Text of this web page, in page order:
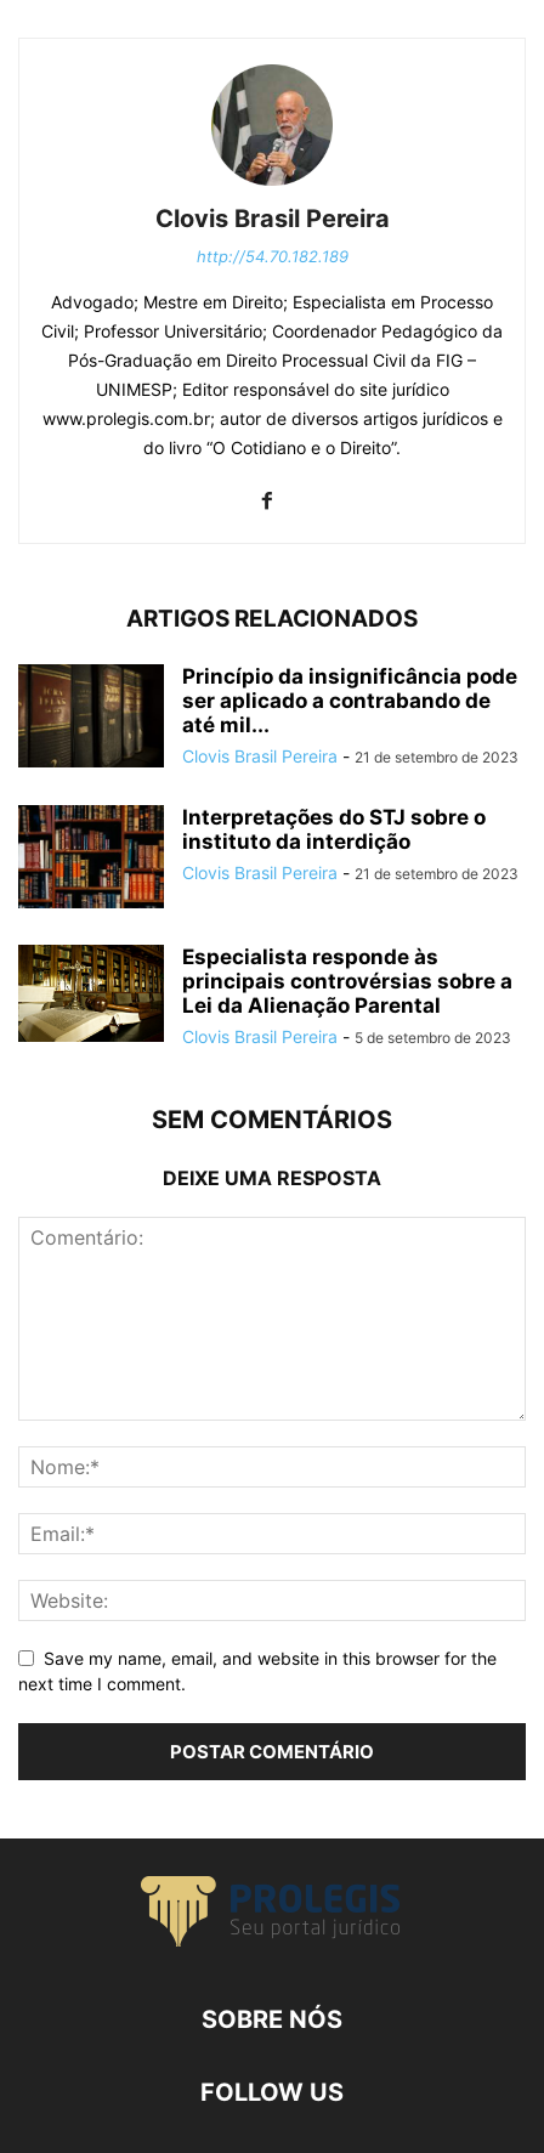
Clovis Brasil Pereira
http://54.70.182.189
Advogado; Mestre em Direito; Especialista em Processo
Civil; Professor Universitário; Coordenador Pedagógico da
Pós-Graduação em Direito Processual Civil da FIG –
UNIMESP; Editor responsável do site jurídico
www.prolegis.com.br; autor de diversos artigos jurídicos e
do livro “O Cotidiano e o Direito”.
ARTIGOS RELACIONADOS
Princípio da insignificância pode
ser aplicado a contrabando de
até mil...
Clovis Brasil Pereira - 21 de setembro de 2023
Interpretações do STJ sobre o
instituto da interdição
Clovis Brasil Pereira - 21 de setembro de 2023
Especialista responde às
principais controvérsias sobre a
Lei da Alienação Parental
Clovis Brasil Pereira - 5 de setembro de 2023
SEM COMENTÁRIOS
DEIXE UMA RESPOSTA
Save my name, email, and website in this browser for the
next time I comment.
SOBRE NÓS
FOLLOW US